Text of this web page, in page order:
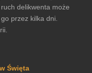
delikwenta może
przez kilka dni.
Święta